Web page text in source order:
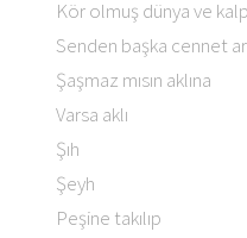
Kör olmuş dünya ve
Senden başka cennet
Şaşmaz mısın aklına
Varsa aklı
Şıh
Şeyh
Peşine takılıp